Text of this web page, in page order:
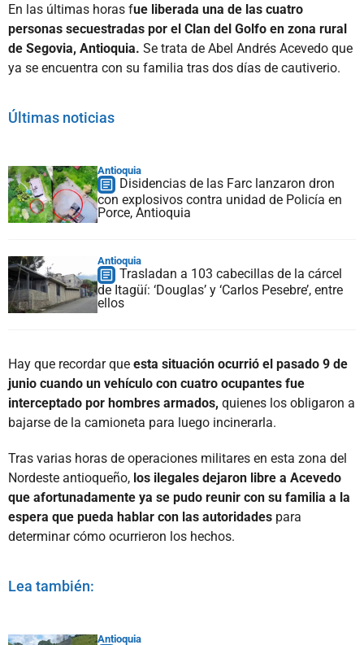
En las últimas horas fue liberada una de las cuatro
personas secuestradas por el Clan del Golfo en zona rural
de Segovia, Antioquia. Se trata de Abel Andrés Acevedo que
ya se encuentra con su familia tras dos días de cautiverio.
Últimas noticias
Antioquia
Disidencias de las Farc lanzaron dron
con explosivos contra unidad de Policía en
Porce, Antioquia
Antioquia
Trasladan a 103 cabecillas de la cárcel
de Itagüí: ‘Douglas’ y ‘Carlos Pesebre’, entre
ellos
Hay que recordar que esta situación ocurrió el pasado 9 de
junio cuando un vehículo con cuatro ocupantes fue
interceptado por hombres armados, quienes los obligaron a
bajarse de la camioneta para luego incinerarla.
Tras varias horas de operaciones militares en esta zona del
Nordeste antioqueño, los ilegales dejaron libre a Acevedo
que afortunadamente ya se pudo reunir con su familia a la
espera que pueda hablar con las autoridades para
determinar cómo ocurrieron los hechos.
Lea también:
Antioquia